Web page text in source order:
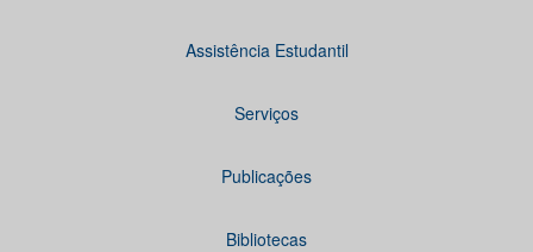
Assistência Estudantil
Serviços
Publicações
Bibliotecas